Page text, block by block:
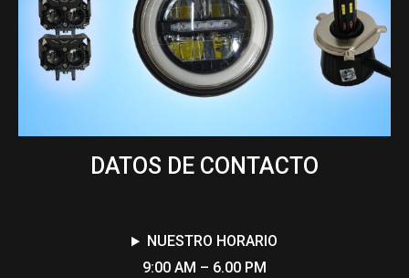
DATOS DE CONTACTO
NUESTRO HORARIO
9:00 AM – 6.00 PM